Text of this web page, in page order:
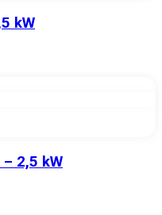
kW
2,5 kW